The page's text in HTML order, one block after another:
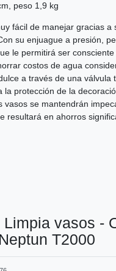
peso 1,9 kg
fácil de manejar gracias a
su enjuague a presión,
le permitirá ser
costos de agua
a través de una válvula
la protección de la
vasos se mantendrán
resultará en ahorros
vasos -
T2000